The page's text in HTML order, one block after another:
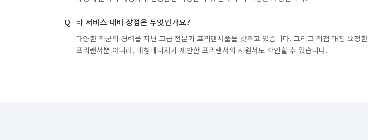
타 서비스 대비 장점은 무엇인가요?
다양한 직군의 경력을 지닌 고급 전문가 프리랜서풀을 갖추고 있습니다. 그리고 직접 매칭 요청한
프리랜서뿐 아니라, 매칭매니저가 제안한 프리랜서의 지원서도 확인할 수 있습니다.